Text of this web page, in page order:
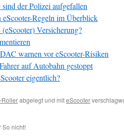
der Polizei aufgefallen
Regeln im Überblick
Versicherung?
warnen vor eScooter-Risiken
auf Autobahn gestoppt
eigentlich?
Rollerabgelegt und miteScooter
So nicht!